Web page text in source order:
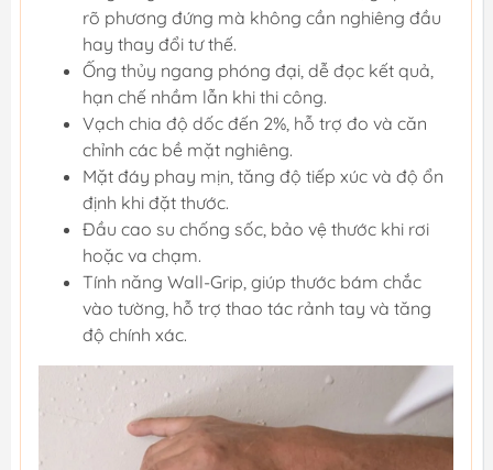
rõ phương đứng mà không cần nghiêng đầu
hay thay đổi tư thế.
Ống thủy ngang phóng đại, dễ đọc kết quả,
hạn chế nhầm lẫn khi thi công.
Vạch chia độ dốc đến 2%, hỗ trợ đo và căn
chỉnh các bề mặt nghiêng.
Mặt đáy phay mịn, tăng độ tiếp xúc và độ ổn
định khi đặt thước.
Đầu cao su chống sốc, bảo vệ thước khi rơi
hoặc va chạm.
Tính năng Wall-Grip, giúp thước bám chắc
vào tường, hỗ trợ thao tác rảnh tay và tăng
độ chính xác.